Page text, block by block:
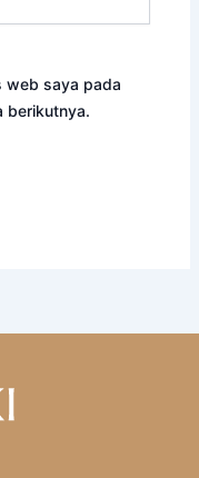
web saya pada
berikutnya.